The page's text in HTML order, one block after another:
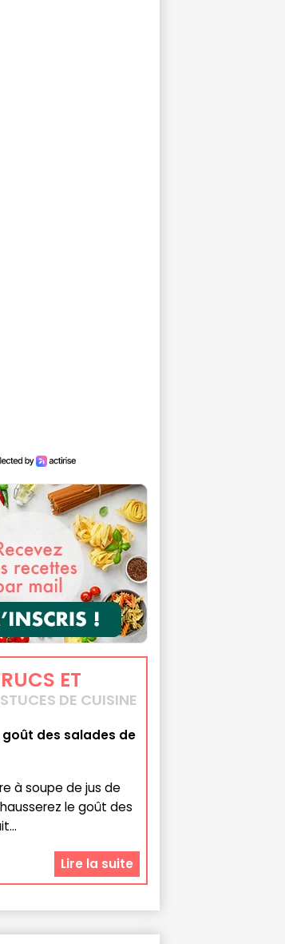
ET
DE CUISINE
goût des salades de
à soupe de jus de
le goût des
Lire la suite